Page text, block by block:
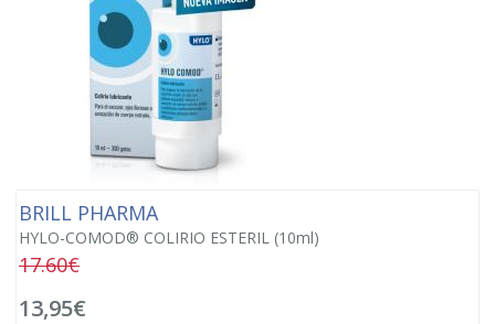
BRILL PHARMA
HYLO-COMOD® COLIRIO ESTERIL (10ml)
17.60€
13,95€